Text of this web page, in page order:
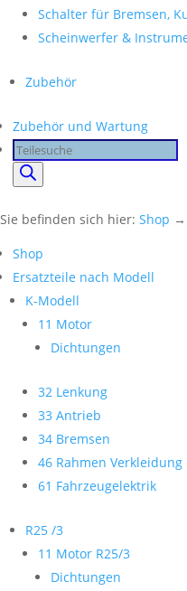
Schalter für Bremsen,
Scheinwerfer &
Zubehör
Zubehör und Wartung
Products
search
Sie befinden sich hier: Shop →
Shop
Ersatzteile nach Modell
K-Modell
11 Motor
Dichtungen
32 Lenkung
33 Antrieb
34 Bremsen
46 Rahmen Verkleidung
61 Fahrzeugelektrik
R25 /3
11 Motor R25/3
Dichtungen